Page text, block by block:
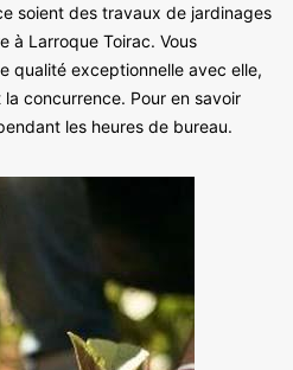
soient des travaux de jardinages
à Larroque Toirac. Vous
qualité exceptionnelle avec elle,
concurrence. Pour en savoir
les heures de bureau.